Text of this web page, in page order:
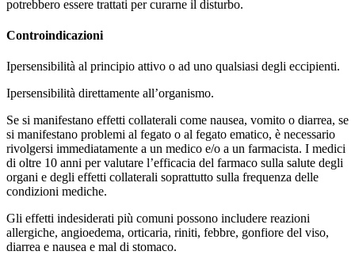
potrebbero essere trattati per curarne il disturbo.
Controindicazioni
Ipersensibilità al principio attivo o ad uno qualsiasi degli eccipienti.
Ipersensibilità direttamente all’organismo.
Se si manifestano effetti collaterali come nausea, vomito o diarrea, se
si manifestano problemi al fegato o al fegato ematico, è necessario
rivolgersi immediatamente a un medico e/o a un farmacista. I medici
di oltre 10 anni per valutare l’efficacia del farmaco sulla salute degli
organi e degli effetti collaterali soprattutto sulla frequenza delle
condizioni mediche.
Gli effetti indesiderati più comuni possono includere reazioni
allergiche, angioedema, orticaria, riniti, febbre, gonfiore del viso,
diarrea e nausea e mal di stomaco.